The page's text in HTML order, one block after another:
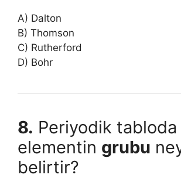
A) Dalton
B) Thomson
C) Rutherford
D) Bohr
8. Periyodik
elementin grubu
belirtir?